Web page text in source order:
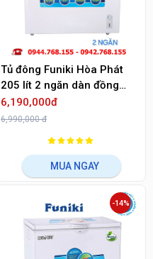
Tủ đông Funiki Hòa Phát
205 lít 2 ngăn dàn đồng
HCF 506S2Đ2
6,190,000đ
6,990,000 đ
MUA NGAY
-14%